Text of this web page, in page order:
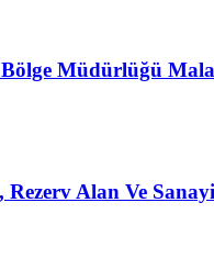
Müdürlüğü
Alan Ve